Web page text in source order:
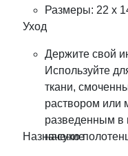
Размеры: 22 х
Уход
Держите свой
Используйте
ткани,
раствором или
разведенным в
насухо
Назначение